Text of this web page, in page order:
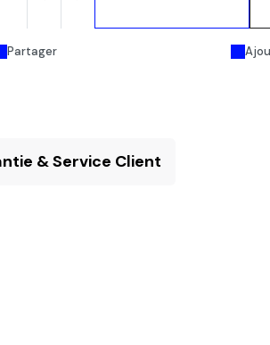
Partager
& Service Client